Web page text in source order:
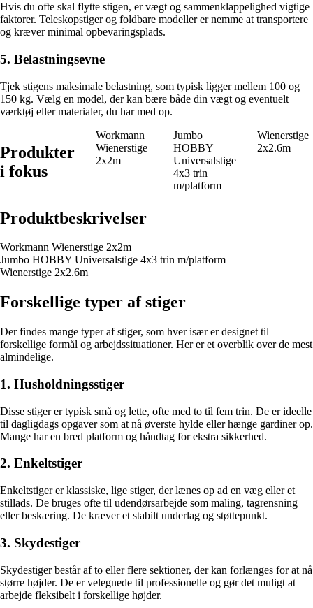
Hvis du ofte skal flytte stigen, er vægt og sammenklappelighed vigtige
faktorer. Teleskopstiger og foldbare modeller er nemme at transportere
og kræver minimal opbevaringsplads.
5. Belastningsevne
Tjek stigens maksimale belastning, som typisk ligger mellem 100 og
150 kg. Vælg en model, der kan bære både din vægt og eventuelt
værktøj eller materialer, du har med op.
Produkter
i fokus
Workmann
Wienerstige
2x2m
Jumbo
HOBBY
Universalstige
4x3 trin
m/platform
Wienerstige
2x2.6m
Produktbeskrivelser
Workmann Wienerstige 2x2m
Jumbo HOBBY Universalstige 4x3 trin m/platform
Wienerstige 2x2.6m
Forskellige typer af stiger
Der findes mange typer af stiger, som hver især er designet til
forskellige formål og arbejdssituationer. Her er et overblik over de mest
almindelige.
1. Husholdningsstiger
Disse stiger er typisk små og lette, ofte med to til fem trin. De er ideelle
til dagligdags opgaver som at nå øverste hylde eller hænge gardiner op.
Mange har en bred platform og håndtag for ekstra sikkerhed.
2. Enkeltstiger
Enkeltstiger er klassiske, lige stiger, der lænes op ad en væg eller et
stillads. De bruges ofte til udendørsarbejde som maling, tagrensning
eller beskæring. De kræver et stabilt underlag og støttepunkt.
3. Skydestiger
Skydestiger består af to eller flere sektioner, der kan forlænges for at nå
større højder. De er velegnede til professionelle og gør det muligt at
arbejde fleksibelt i forskellige højder.